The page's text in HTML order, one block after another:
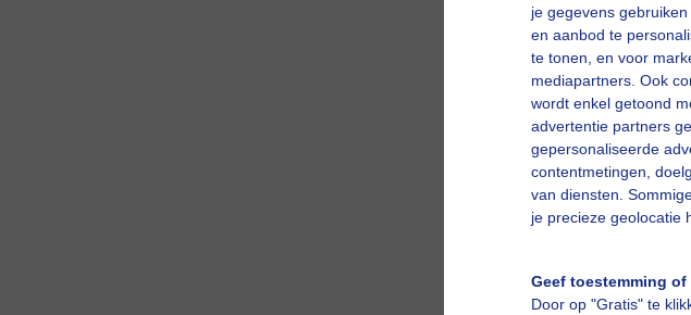
je gegevens
en aanbod te
te tonen, en voor
mediapartners. Ook
wordt enkel getoond
advertentie partners
gepersonaliseerde
contentmetingen,
van diensten.
je precieze geolocatie
Geef toestemming
Door op "Gratis" te
Door: Marij Bouwers
Bekijk slideshow